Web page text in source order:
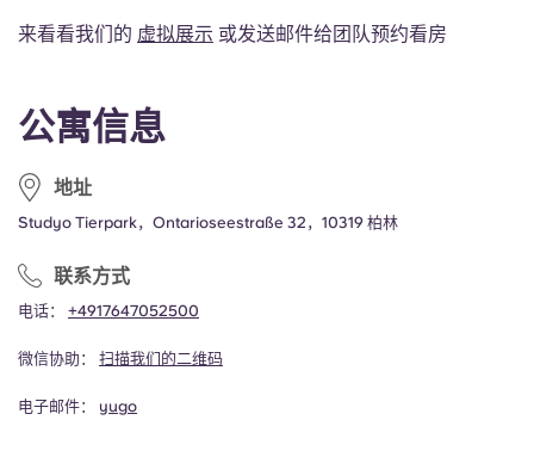
公寓信息
地址
Studyo Tierpark，Ontarioseestraße 32，10319 柏林
联系方式
电话： +4917647052500
微信协助： 扫描我们的二维码
电子邮件： yugo
来看看我们的 虚拟展示 或发送邮件给团队预约看房